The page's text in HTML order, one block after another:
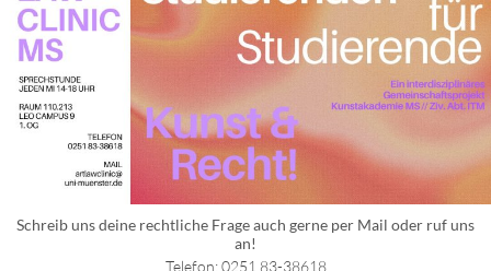
Schreib uns deine rechtliche Frage auch gerne per Mail oder ruf uns
an!
Telefon: 0251 83-38618